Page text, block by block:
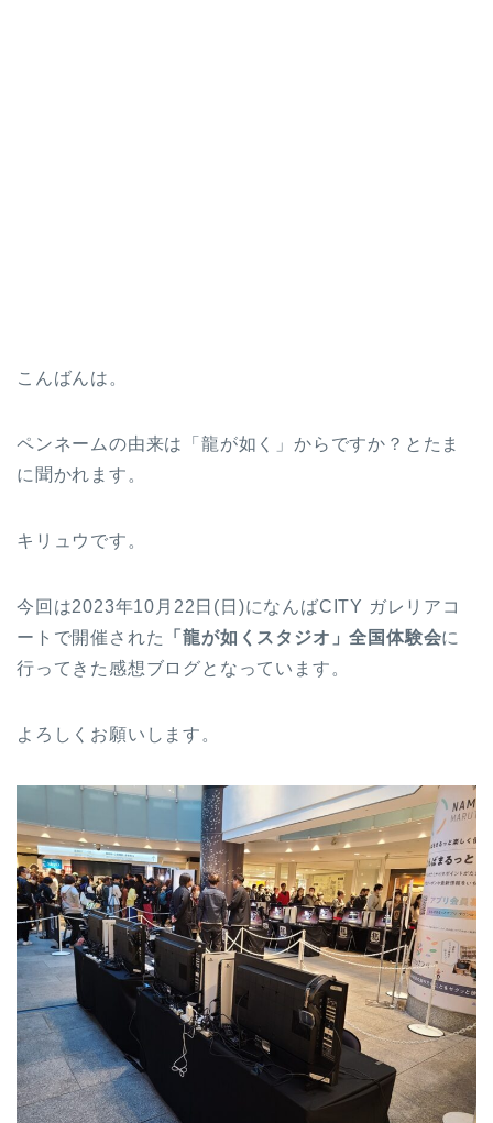
こんばんは。
ペンネームの由来は「龍が如く」からですか？とたま
に聞かれます。
キリュウです。
今回は2023年10月22日(日)になんばCITY ガレリアコ
ートで開催された
「龍が如くスタジオ」全国体験会に
行ってきた感想ブログとなっています。
よろしくお願いします。